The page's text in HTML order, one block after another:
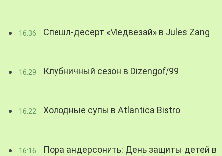
16:36 Спешл-десерт «Медвезай» в Jules Zang
16:29 Клубничный сезон в Dizengof/99
16:22 Холодные супы в Atlantica Bistro
16:16
Пора андерсонить: День защиты детей в